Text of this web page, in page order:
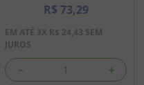
R$ 73,29
EM ATÉ 3X R$ 24,43 SEM
JUROS
＋
－